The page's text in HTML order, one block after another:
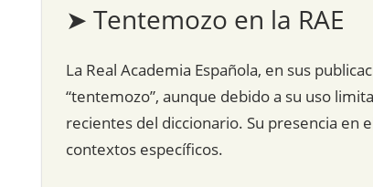
➤ Tentemozo en la RAE
La Real Academia Española, en sus
“tentemozo”, aunque debido a su uso
recientes del diccionario. Su presencia en
contextos específicos.